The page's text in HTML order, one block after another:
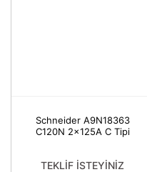
Schneider A9N18363
C120N 2x125A C Tipi
TEKLİF İSTEYİNİZ